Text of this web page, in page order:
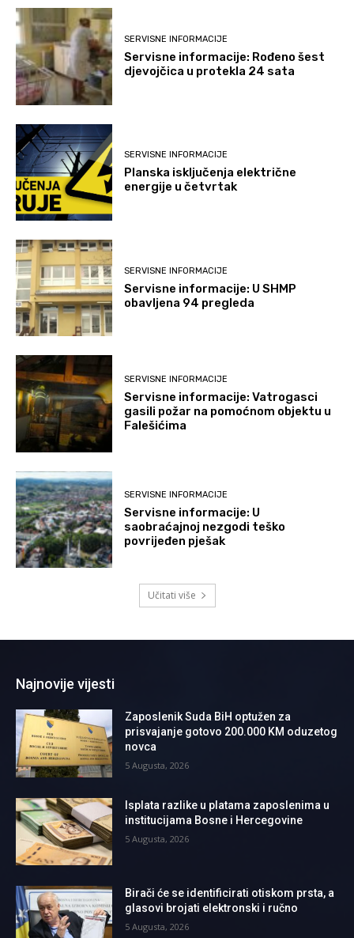
SERVISNE INFORMACIJE
Servisne informacije: Rođeno šest
djevojčica u protekla 24 sata
SERVISNE INFORMACIJE
Planska isključenja električne
energije u četvrtak
SERVISNE INFORMACIJE
Servisne informacije: U SHMP
obavljena 94 pregleda
SERVISNE INFORMACIJE
Servisne informacije: Vatrogasci
gasili požar na pomoćnom objektu u
Falešićima
SERVISNE INFORMACIJE
Servisne informacije: U
saobraćajnoj nezgodi teško
povrijeđen pješak
Učitati više
Najnovije vijesti
Zaposlenik Suda BiH optužen za
prisvajanje gotovo 200.000 KM oduzetog
novca
5 Augusta, 2026
Isplata razlike u platama zaposlenima u
institucijama Bosne i Hercegovine
5 Augusta, 2026
Birači će se identificirati otiskom prsta, a
glasovi brojati elektronski i ručno
5 Augusta, 2026